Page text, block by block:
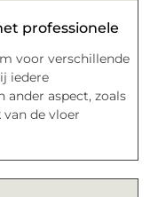
professionele
voor verschillende
iedere
ander aspect, zoals
de vloer